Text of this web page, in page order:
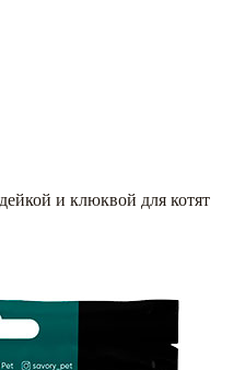
и клюквой для котят